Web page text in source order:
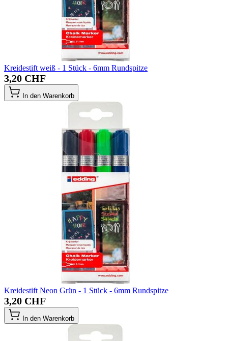
Kreidestift weiß - 1 Stück - 6mm Rundspitze
3,20 CHF
In den Warenkorb
Kreidestift Neon Grün - 1 Stück - 6mm Rundspitze
3,20 CHF
In den Warenkorb